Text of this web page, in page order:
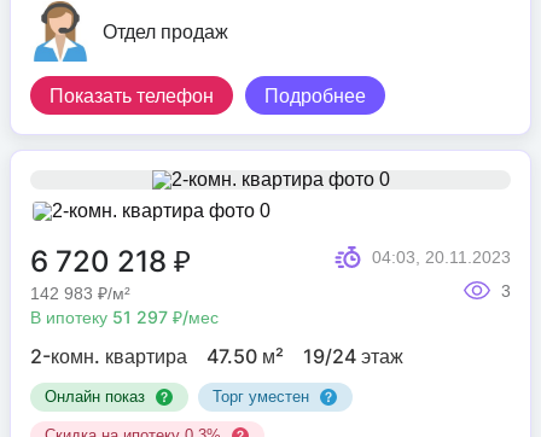
Отдел продаж
Показать телефон Подробнее
04:03, 20.11.2023
6 720 218 ₽
142 983 ₽/м²
В ипотеку 51 297 ₽/мес
2-комн. квартира 47.50 м² 19/24 этаж
Онлайн показ Торг уместен
3